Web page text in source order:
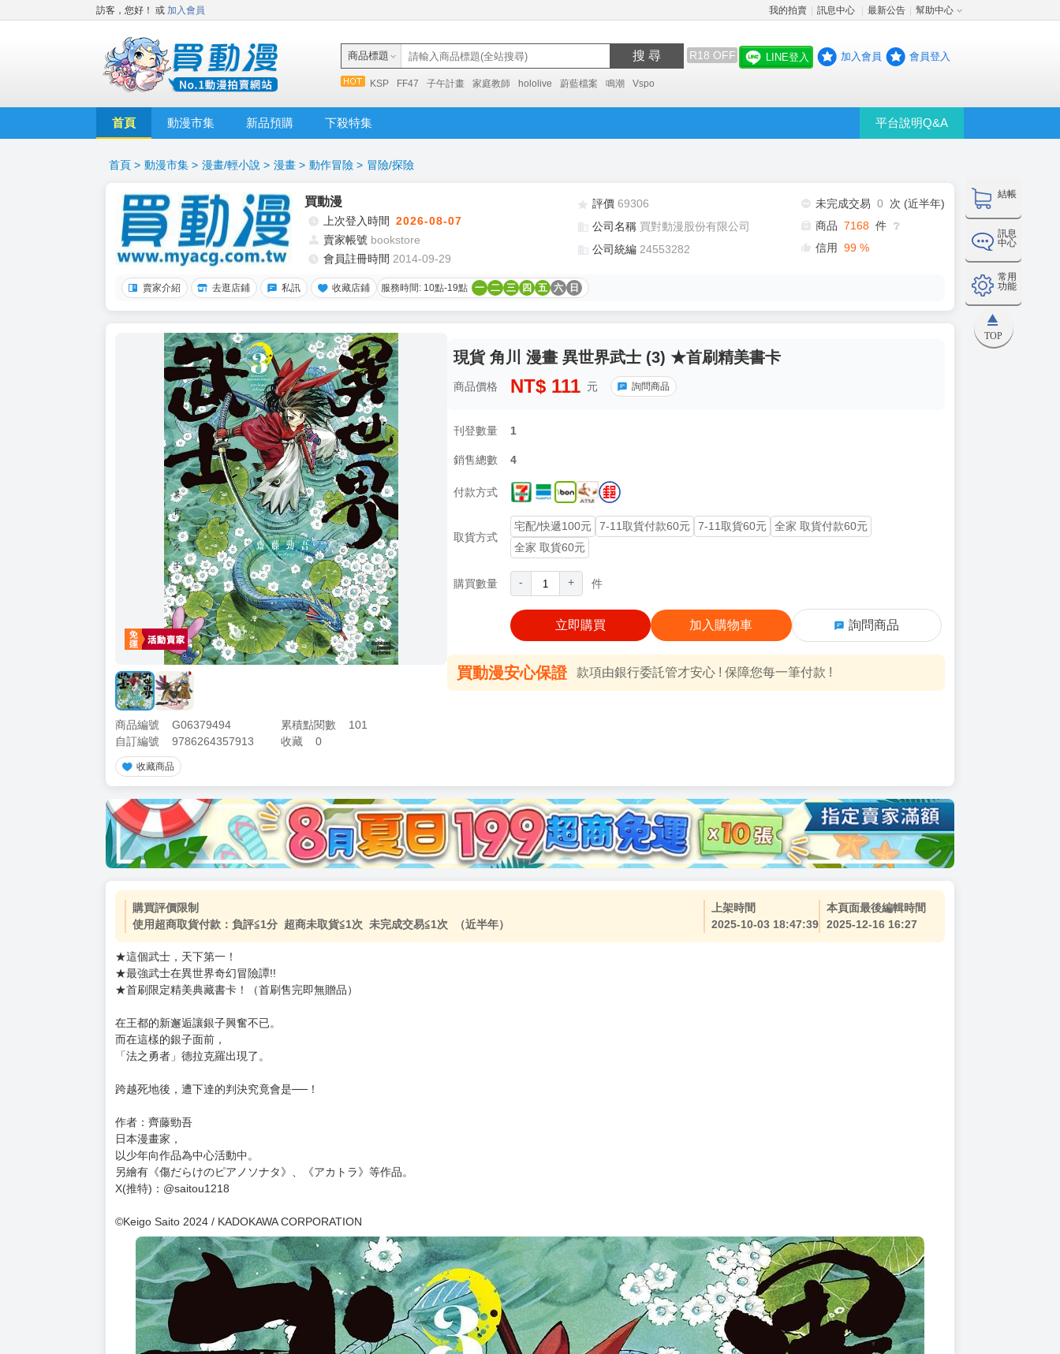
訪客，您好！ 或 加入會員 我的拍賣 訊息中心 最新公告 幫助中心
商品標題 搜 尋 R18 OFF
KSP FF47 子午計畫 家庭教師 hololive 蔚藍檔案 鳴潮 Vspo
LINE登入 加入會員 會員登入
首頁 動漫市集 新品預購 下殺特集 平台說明Q&A
結帳
訊息
中心
常用
功能
TOP
首頁 > 動漫市集 > 漫畫/輕小說 > 漫畫 > 動作冒險 > 冒險/探險
買動漫
上次登入時間 2026-08-07
賣家帳號 bookstore
會員註冊時間 2014-09-29
評價 69306
公司名稱 買對動漫股份有限公司
公司統編 24553282
未完成交易 0
次 (近半年)
商品 7168 件 ❔
信用 99 %
賣家介紹 去逛店鋪 私訊 收藏店鋪 服務時間: 10點-19點 一 二 三 四 五 六 日
商品編號 G06379494 累積點閱數
101
自訂編號
9786264357913 收藏 0
收藏商品
現貨 角川 漫畫 異世界武士 (3) ★首刷精美書卡
商品價格 NT$ 111 元 詢問商品
刊登數量 1
銷售總數 4
付款方式
取貨方式
宅配/快遞100元 7-11取貨付款60元 7-11取貨60元
全家 取貨付款60元
全家 取貨60元
購買數量 - + 件
立即購買 加入購物車 詢問商品
買動漫安心保證 款項由銀行委託管才安心 ! 保障您每一筆付款 !
購買評價限制
使用超商取貨付款：負評≦1分 超商未取貨≦1次 未完成交易≦1次 （近半年）
上架時間
2025-10-03 18:47:39
本頁面最後編輯時間
2025-12-16 16:27
★這個武士，天下第一！
★最強武士在異世界奇幻冒險譚!!
★首刷限定精美典藏書卡！（首刷售完即無贈品）
在王都的新邂逅讓銀子興奮不已。
而在這樣的銀子面前，
「法之勇者」德拉克羅出現了。
跨越死地後，遭下達的判決究竟會是──！
作者：齊藤勁吾
日本漫畫家，
以少年向作品為中心活動中。
另繪有《傷だらけのピアノソナタ》、《アカトラ》等作品。
X(推特)：@saitou1218
©Keigo Saito 2024 / KADOKAWA CORPORATION